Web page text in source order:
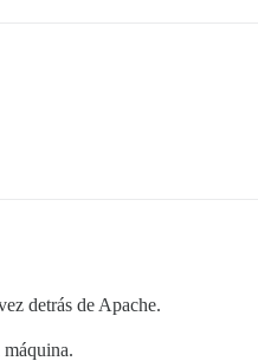
detrás de Apache.